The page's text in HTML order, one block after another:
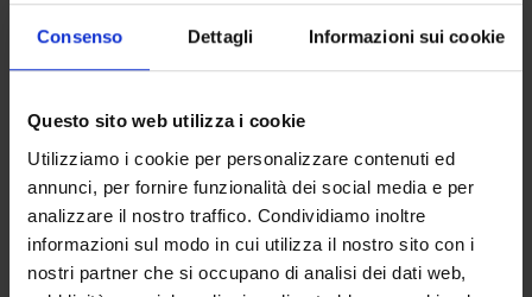
Consenso Dettagli Informazioni sui cookie
Questo sito web utilizza i cookie
Utilizziamo i cookie per personalizzare contenuti ed
annunci, per fornire funzionalità dei social media e per
analizzare il nostro traffico. Condividiamo inoltre
informazioni sul modo in cui utilizza il nostro sito con i
nostri partner che si occupano di analisi dei dati web,
dicardio
per aumentare i battiti. Si consiglia
di organizzare gli esercizi di ogni giorno
Share